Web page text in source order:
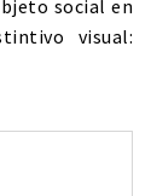
social en
visual: